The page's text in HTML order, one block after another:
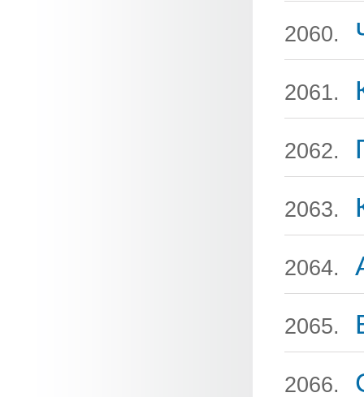
2060.
2061.
2062.
2063.
2064.
2065.
2066.